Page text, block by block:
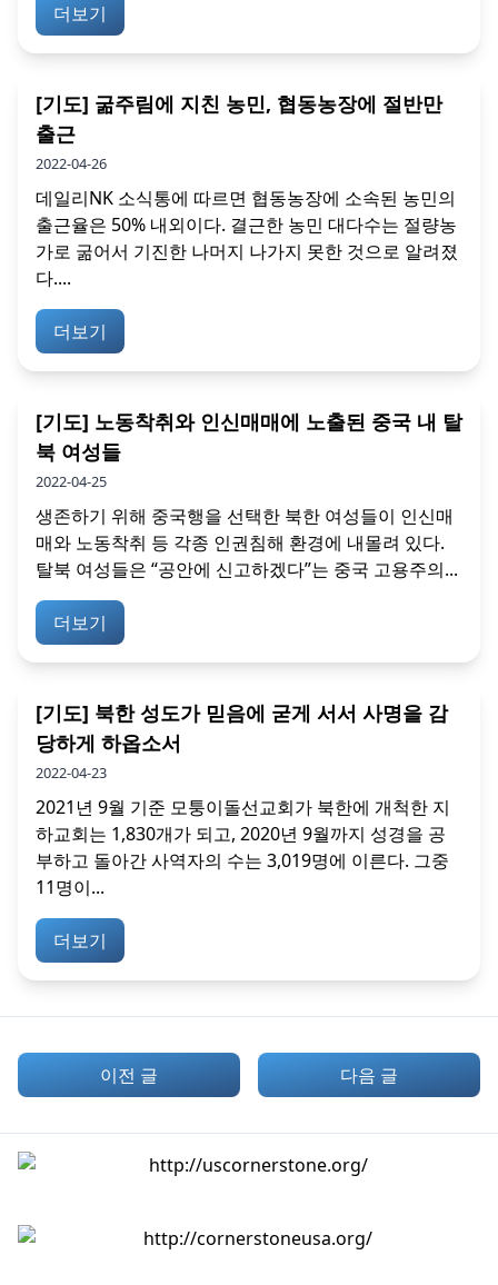
더보기
[기도] 굶주림에 지친 농민, 협동농장에 절반만
출근
2022-04-26
데일리NK 소식통에 따르면 협동농장에 소속된 농민의
출근율은 50% 내외이다. 결근한 농민 대다수는 절량농
가로 굶어서 기진한 나머지 나가지 못한 것으로 알려졌
다....
더보기
[기도] 노동착취와 인신매매에 노출된 중국 내 탈
북 여성들
2022-04-25
생존하기 위해 중국행을 선택한 북한 여성들이 인신매
매와 노동착취 등 각종 인권침해 환경에 내몰려 있다.
탈북 여성들은 “공안에 신고하겠다”는 중국 고용주의...
더보기
[기도] 북한 성도가 믿음에 굳게 서서 사명을 감
당하게 하옵소서
2022-04-23
2021년 9월 기준 모퉁이돌선교회가 북한에 개척한 지
하교회는 1,830개가 되고, 2020년 9월까지 성경을 공
부하고 돌아간 사역자의 수는 3,019명에 이른다. 그중
11명이...
더보기
이전 글 다음 글